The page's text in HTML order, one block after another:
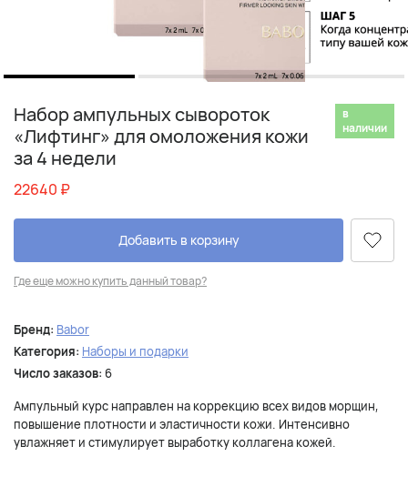
Набор ампульных сывороток
«Лифтинг» для омоложения кожи
за 4 недели
в
наличии
22640 ₽
Добавить в корзину
Где еще можно купить данный товар?
Бренд: Babor
Категория: Наборы и подарки
Число заказов: 6
Ампульный курс направлен на коррекцию всех видов морщин,
повышение плотности и эластичности кожи. Интенсивно
увлажняет и стимулирует выработку коллагена кожей.